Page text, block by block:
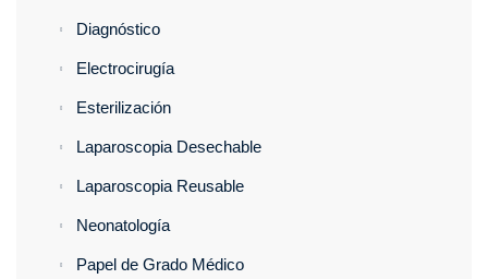
Diagnóstico
Electrocirugía
Esterilización
Laparoscopia Desechable
Laparoscopia Reusable
Neonatología
Papel de Grado Médico